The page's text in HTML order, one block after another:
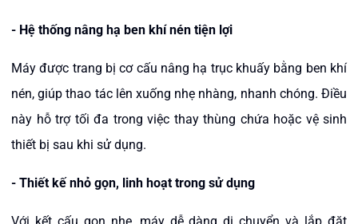
- Hệ thống nâng hạ ben khí nén tiện lợi
Máy được trang bị cơ cấu nâng hạ trục khuấy bằng ben khí
nén, giúp thao tác lên xuống nhẹ nhàng, nhanh chóng. Điều
này hỗ trợ tối đa trong việc thay thùng chứa hoặc vệ sinh
thiết bị sau khi sử dụng.
- Thiết kế nhỏ gọn, linh hoạt trong sử dụng